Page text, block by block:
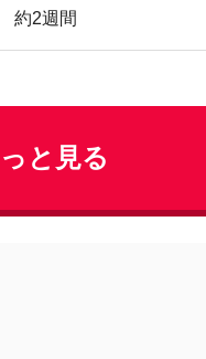
約2週間
と見る